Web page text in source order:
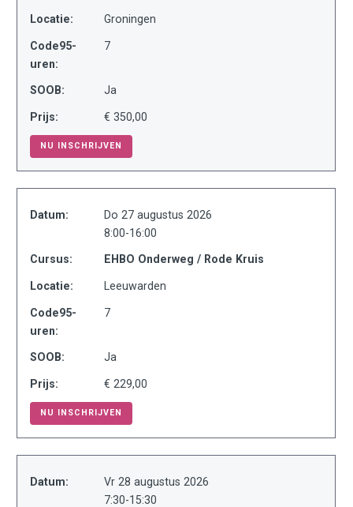
Locatie: Groningen
Code95-
uren:
7
SOOB: Ja
Prijs: € 350,00
NU INSCHRIJVEN
Datum:
Do 27 augustus 2026
8:00-16:00
Cursus: EHBO Onderweg / Rode Kruis
Locatie: Leeuwarden
Code95-
uren:
7
SOOB: Ja
Prijs: € 229,00
NU INSCHRIJVEN
Datum:
Vr 28 augustus 2026
7:30-15:30